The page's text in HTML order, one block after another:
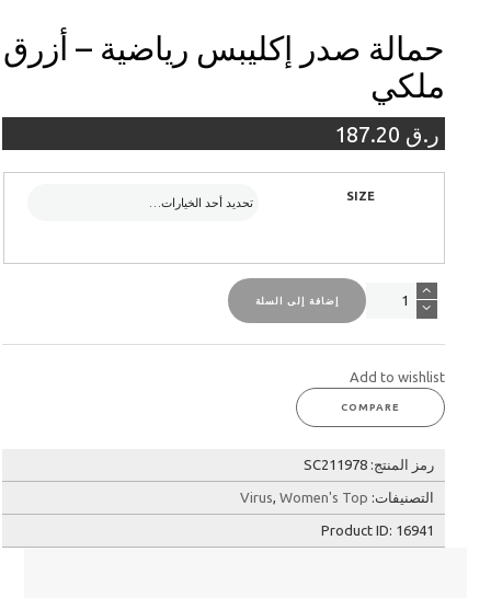
حمالة صدر إكليبس رياضية – أزرق
ملكي
ر.ق
SIZE
كمية
حمالة
رياضية
-
أزرق
إضافة إلى السلة
Add to wishlist
COMPARE
رمز المنتج:SC211978
التصنيفات: Virus, Women's Top
Product ID: 16941